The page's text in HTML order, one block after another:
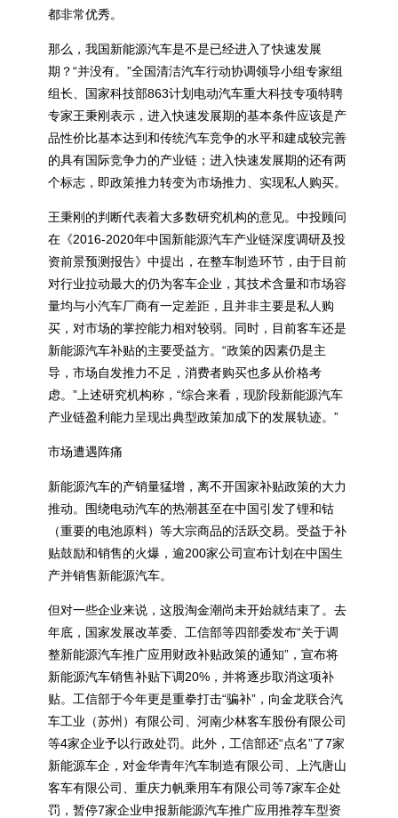
都非常优秀。
那么，我国新能源汽车是不是已经进入了快速发展
期？“并没有。”全国清洁汽车行动协调领导小组专家组
组长、国家科技部863计划电动汽车重大科技专项特聘
专家王秉刚表示，进入快速发展期的基本条件应该是产
品性价比基本达到和传统汽车竞争的水平和建成较完善
的具有国际竞争力的产业链；进入快速发展期的还有两
个标志，即政策推力转变为市场推力、实现私人购买。
王秉刚的判断代表着大多数研究机构的意见。中投顾问
在《2016-2020年中国新能源汽车产业链深度调研及投
资前景预测报告》中提出，在整车制造环节，由于目前
对行业拉动最大的仍为客车企业，其技术含量和市场容
量均与小汽车厂商有一定差距，且并非主要是私人购
买，对市场的掌控能力相对较弱。同时，目前客车还是
新能源汽车补贴的主要受益方。“政策的因素仍是主
导，市场自发推力不足，消费者购买也多从价格考
虑。”上述研究机构称，“综合来看，现阶段新能源汽车
产业链盈利能力呈现出典型政策加成下的发展轨迹。”
市场遭遇阵痛
新能源汽车的产销量猛增，离不开国家补贴政策的大力
推动。围绕电动汽车的热潮甚至在中国引发了锂和钴
（重要的电池原料）等大宗商品的活跃交易。受益于补
贴鼓励和销售的火爆，逾200家公司宣布计划在中国生
产并销售新能源汽车。
但对一些企业来说，这股淘金潮尚未开始就结束了。去
年底，国家发展改革委、工信部等四部委发布“关于调
整新能源汽车推广应用财政补贴政策的通知”，宣布将
新能源汽车销售补贴下调20%，并将逐步取消这项补
贴。工信部于今年更是重拳打击“骗补”，向金龙联合汽
车工业（苏州）有限公司、河南少林客车股份有限公司
等4家企业予以行政处罚。此外，工信部还“点名”了7家
新能源车企，对金华青年汽车制造有限公司、上汽唐山
客车有限公司、重庆力帆乘用车有限公司等7家车企处
罚，暂停7家企业申报新能源汽车推广应用推荐车型资